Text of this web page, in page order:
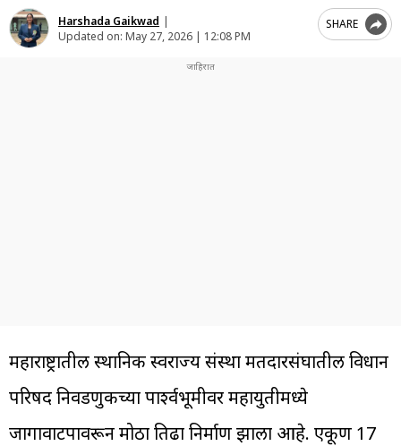
Harshada Gaikwad |
Updated on: May 27, 2026 | 12:08 PM
SHARE
महाराष्ट्रातील स्थानिक स्वराज्य संस्था मतदारसंघातील विधान
परिषद निवडणुकीच्या पार्श्वभूमीवर महायुतीमध्ये
जागावाटपावरून मोठा तिढा निर्माण झाला आहे. एकूण 17